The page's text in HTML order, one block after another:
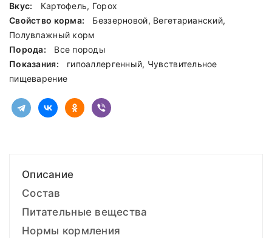
Вкус:
Картофель, Горох
Свойство корма:
Беззерновой, Вегетарианский,
Полувлажный корм
Порода:
Все породы
Показания:
гипоаллергенный, Чувствительное
пищеварение
Описание
Состав
Питательные вещества
Нормы кормления